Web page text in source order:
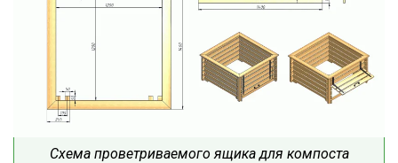
Схема проветриваемого ящика для компоста